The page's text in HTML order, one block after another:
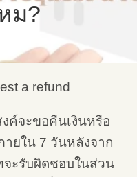
ม?
a refund
ค์จะขอคืนเงินหรือ
ยใน 7 วันหลังจาก
ะรับผิดชอบในส่วน